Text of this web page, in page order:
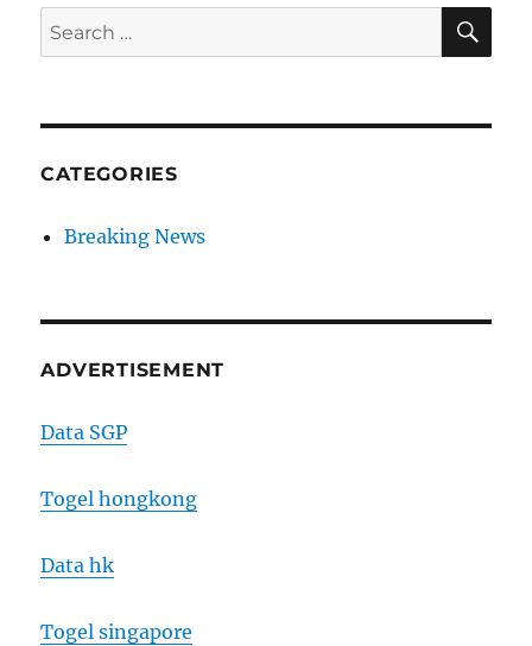
Search
for:
CATEGORIES
Breaking News
ADVERTISEMENT
Data SGP
Togel hongkong
Data hk
Togel singapore